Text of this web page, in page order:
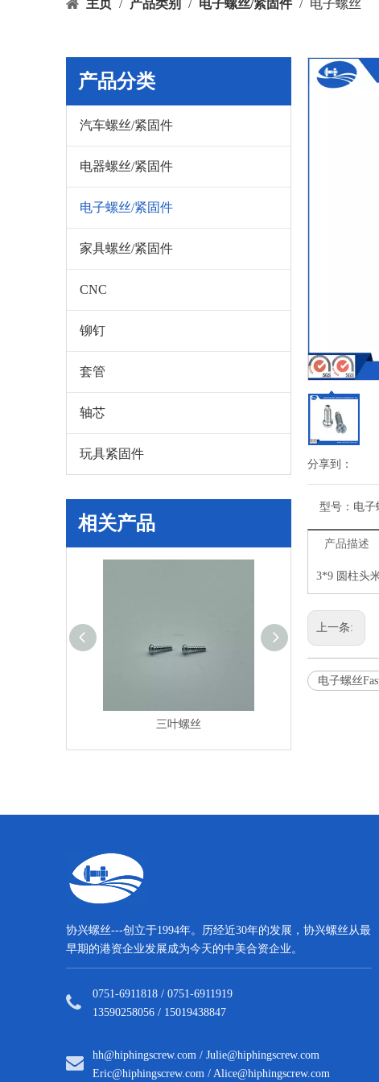
主页 / 产品类别 / 电子螺丝/紧固件 / 电子螺丝
产品分类
汽车螺丝/紧固件
电器螺丝/紧固件
电子螺丝/紧固件
家具螺丝/紧固件
CNC
铆钉
套管
轴芯
玩具紧固件
相关产品
三叶螺丝
分享到：
型号： 电子
产品描述
3*9 圆柱头
上一条:
电子螺丝
协兴螺丝---创立于1994年。历经近30年的发展，协兴螺丝从最
早期的港资企业发展成为今天的中美合资企业。
0751-6911818 / 0751-6911919
13590258056 / 15019438847
hh@hiphingscrew.com /Julie@hiphingscrew.com
Eric@hiphingscrew.com /Alice@hiphingscrew.com